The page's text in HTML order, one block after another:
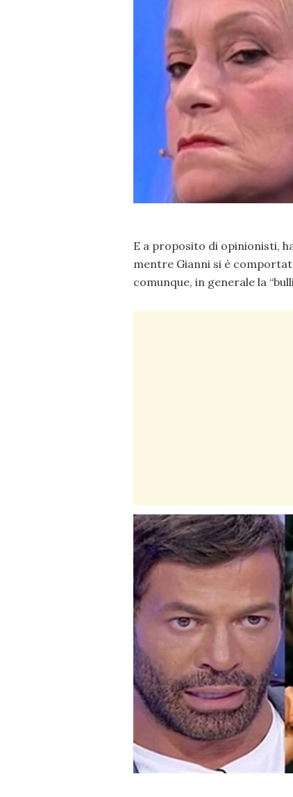
E a proposito di opinionisti,
mentre Gianni si è
comunque, in generale la